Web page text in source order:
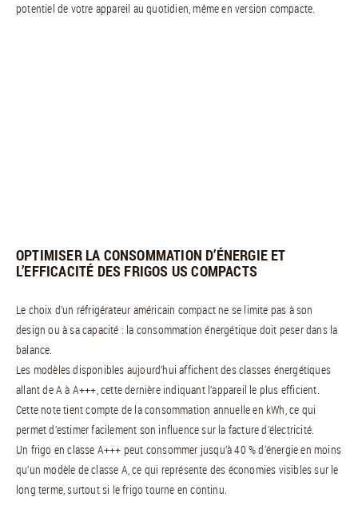
potentiel de votre appareil au quotidien, même en version compacte.
OPTIMISER LA CONSOMMATION D’ÉNERGIE ET
L’EFFICACITÉ DES FRIGOS US COMPACTS
Le choix d’un réfrigérateur américain compact ne se limite pas à son
design ou à sa capacité : la consommation énergétique doit peser dans la
balance.
Les modèles disponibles aujourd’hui affichent des classes énergétiques
allant de A à A+++, cette dernière indiquant l’appareil le plus efficient.
Cette note tient compte de la consommation annuelle en kWh, ce qui
permet d’estimer facilement son influence sur la facture d’électricité.
Un frigo en classe A+++ peut consommer jusqu’à 40 % d’énergie en moins
qu’un modèle de classe A, ce qui représente des économies visibles sur le
long terme, surtout si le frigo tourne en continu.